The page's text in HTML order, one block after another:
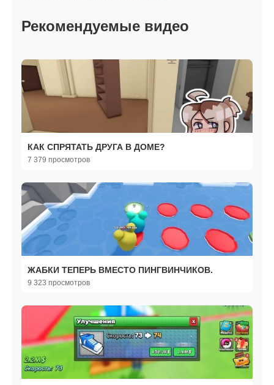
Рекомендуемые видео
КАК СПРЯТАТЬ ДРУГА В ДОМЕ?
7 379 просмотров
ЖАБКИ ТЕПЕРЬ ВМЕСТО ПИНГВИНЧИКОВ.
9 323 просмотров